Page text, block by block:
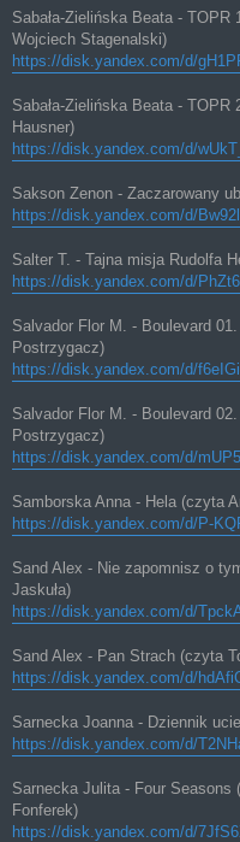
Sabała-Zielińska Beata -
Wojciech Stagenalski)
https://disk.yandex.com/d/
Sabała-Zielińska Beata -
Hausner)
https://disk.yandex.com/d/
Sakson Zenon - Zaczarowany
https://disk.yandex.com/d/
Salter T. - Tajna misja Rudolfa
https://disk.yandex.com/d/
Salvador Flor M. - Boulevard
Postrzygacz)
https://disk.yandex.com/d/
Salvador Flor M. - Boulevard
Postrzygacz)
https://disk.yandex.com/d/
Samborska Anna - Hela (czyta
https://disk.yandex.com/d/P-
Sand Alex - Nie zapomnisz o
Jaskuła)
https://disk.yandex.com/d/
Sand Alex - Pan Strach (czyta
https://disk.yandex.com/d/
Sarnecka Joanna - Dziennik
https://disk.yandex.com/d/
Sarnecka Julita - Four
Fonferek)
https://disk.yandex.com/d/